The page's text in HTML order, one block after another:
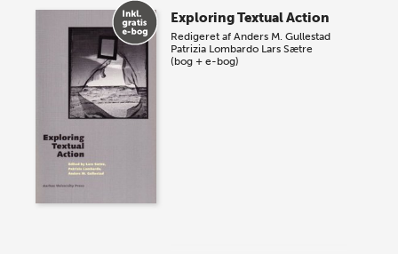
Exploring Textual Action
Redigeret afAnders M. Gullestad
Patrizia Lombardo Lars Sætre
(bog + e-bog)